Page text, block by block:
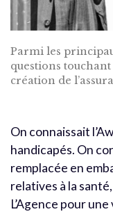
Parmi les
questions
création de
On connaissait
handicapés. On
remplacée en
relatives à la
L’Agence pour